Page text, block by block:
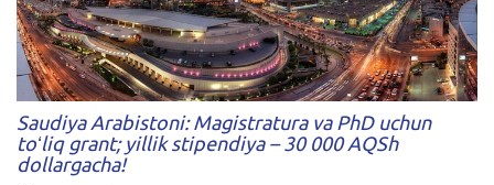
Saudiya Arabistoni: Magistratura va PhD uchun
toʻliq grant; yillik stipendiya – 30 000 AQSh
dollargacha!